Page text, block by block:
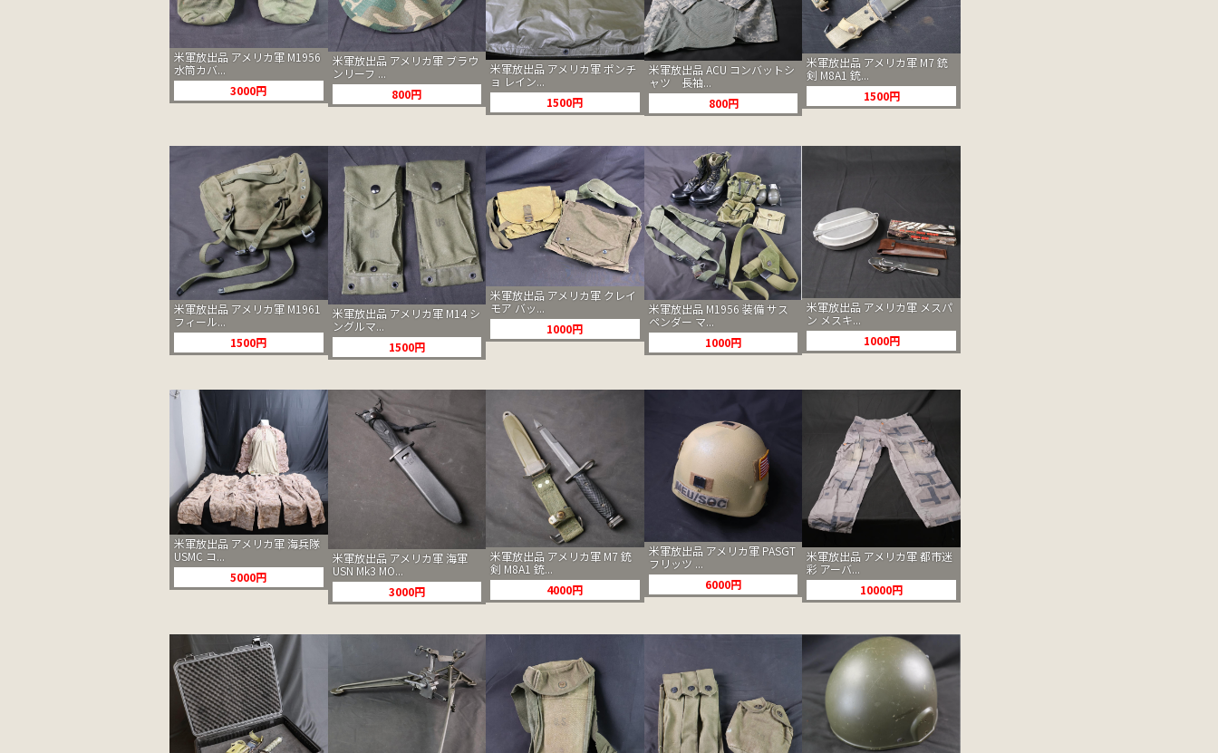
米軍放出品 アメリカ軍 M1956
水筒カバ...
3000円
米軍放出品 アメリカ軍 ブラウ
ンリーフ ...
800円
米軍放出品 アメリカ軍 ポンチ
ョ レイン...
1500円
米軍放出品 ACU コンバットシ
ャツ 長袖...
800円
米軍放出品 アメリカ軍 M7 銃
剣 M8A1 銃...
1500円
米軍放出品 アメリカ軍 M1961
フィール...
1500円
米軍放出品 アメリカ軍 M14 シ
ングルマ...
1500円
米軍放出品 アメリカ軍 クレイ
モア バッ...
1000円
米軍放出品 M1956 装備 サス
ペンダー マ...
1000円
米軍放出品 アメリカ軍 メスパ
ン メスキ...
1000円
米軍放出品 アメリカ軍 海兵隊
USMC コ...
5000円
米軍放出品 アメリカ軍 海軍
USN Mk3 MO...
3000円
米軍放出品 アメリカ軍 M7 銃
剣 M8A1 銃...
4000円
米軍放出品 アメリカ軍 PASGT
フリッツ ...
6000円
米軍放出品 アメリカ軍 都市迷
彩 アーバ...
10000円